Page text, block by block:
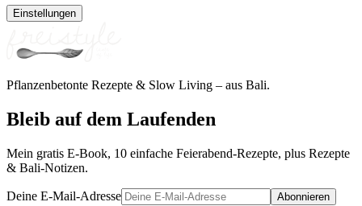
Einstellungen
Pflanzenbetonte Rezepte & Slow Living – aus Bali.
Bleib auf dem Laufenden
Mein gratis E-Book, 10 einfache Feierabend-Rezepte, plus Rezepte
& Bali-Notizen.
Deine E-Mail-Adresse Abonnieren